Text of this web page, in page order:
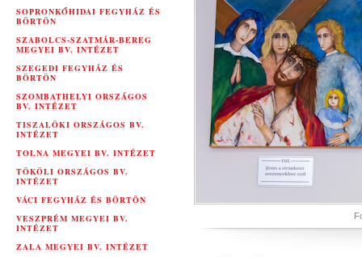
SOPRONKŐHIDAI FEGYHÁZ ÉS
BÖRTÖN
SZABOLCS-SZATMÁR-BEREG
MEGYEI BV. INTÉZET
SZEGEDI FEGYHÁZ ÉS
BÖRTÖN
SZOMBATHELYI ORSZÁGOS
BV. INTÉZET
TISZALÖKI ORSZÁGOS BV.
INTÉZET
TOLNA MEGYEI BV. INTÉZET
TÖKÖLI ORSZÁGOS BV.
INTÉZET
VÁCI FEGYHÁZ ÉS BÖRTÖN
VESZPRÉM MEGYEI BV.
INTÉZET
ZALA MEGYEI BV. INTÉZET